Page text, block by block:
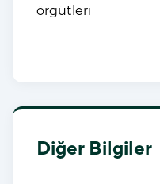
örgütleri
Diğer Bilgiler